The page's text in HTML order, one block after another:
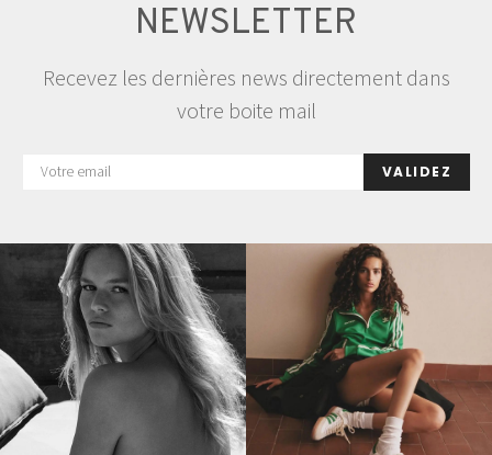
NEWSLETTER
Recevez les dernières news directement dans
votre boite mail
VALIDEZ